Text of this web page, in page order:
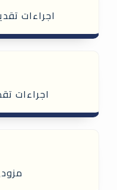
اجراءات
اجراءات